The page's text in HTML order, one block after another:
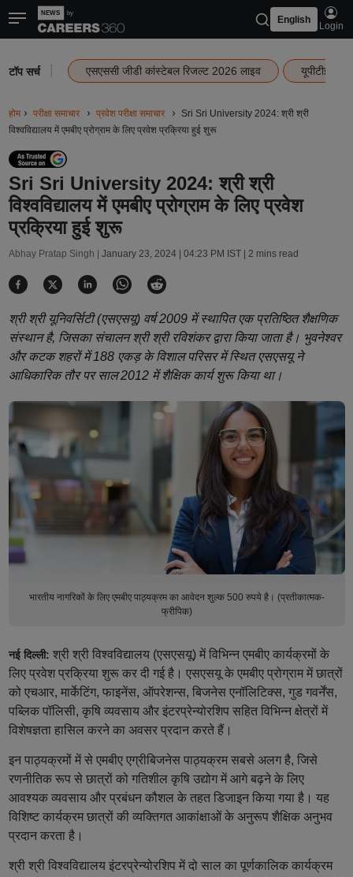
English
Login
टॉप सर्च एसएससी जीडी कांस्टेबल रिजल्ट 2026 लाइव यूपीटीईटी
होम परीक्षा समाचार प्रवेश परीक्षा समाचार
Sri Sri University 2024: श्री श्री
विश्वविद्यालय में एमबीए प्रोग्राम के लिए प्रवेश प्रक्रिया हुई शुरू
Sri Sri University 2024: श्री श्री
विश्वविद्यालय में एमबीए प्रोग्राम के लिए प्रवेश
प्रक्रिया हुई शुरू
Abhay Pratap Singh | January 23, 2024 | 04:23 PM IST| 2 mins read
श्री श्री यूनिवर्सिटी (एसएसयू) वर्ष 2009 में स्थापित एक प्रतिष्ठित शैक्षणिक
संस्थान है, जिसका संचालन श्री श्री रविशंकर द्वारा किया जाता है। भुवनेश्वर
और कटक शहरों में 188 एकड़ के विशाल परिसर में स्थित एसएसयू ने
आधिकारिक तौर पर साल 2012 में शैक्षिक कार्य शुरू किया था।
भारतीय नागरिकों के लिए एमबीए पाठ्यक्रम का आवेदन शुल्क 500 रुपये है। (प्रतीकात्मक-
फ्रीपिक)
नई दिल्ली: श्री श्री विश्वविद्यालय (एसएसयू) में विभिन्न एमबीए कार्यक्रमों के
लिए प्रवेश प्रक्रिया शुरू कर दी गई है। एसएसयू के एमबीए प्रोग्राम में छात्रों
को एचआर, मार्केटिंग, फाइनेंस, ऑपरेशन्स, बिजनेस एनॉलिटिक्स, गुड गवर्नेंस,
पब्लिक पॉलिसी, कृषि व्यवसाय और इंटरप्रेन्योरशिप सहित विभिन्न क्षेत्रों में
विशेषज्ञता हासिल करने का अवसर प्रदान करते हैं।
इन पाठ्यक्रमों में से एमबीए एग्रीबिजनेस पाठ्यक्रम सबसे अलग है, जिसे
रणनीतिक रूप से छात्रों को गतिशील कृषि उद्योग में आगे बढ़ने के लिए
आवश्यक व्यवसाय और प्रबंधन कौशल के तहत डिजाइन किया गया है। यह
विशिष्ट कार्यक्रम छात्रों की व्यक्तिगत आकांक्षाओं के अनुरूप शैक्षिक अनुभव
प्रदान करता है।
श्री श्री विश्वविद्यालय इंटरप्रेन्योरशिप में दो साल का पूर्णकालिक कार्यक्रम